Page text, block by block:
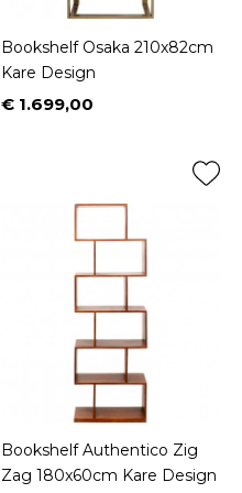
Bookshelf Osaka 210x82cm
Kare Design
Prijs
€ 1.699,00
Bookshelf Authentico Zig
Zag 180x60cm Kare Design